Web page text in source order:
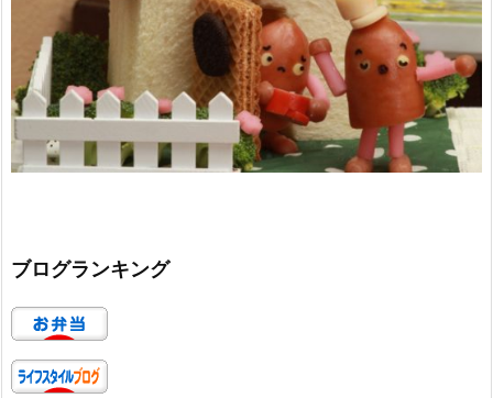
ブログランキング